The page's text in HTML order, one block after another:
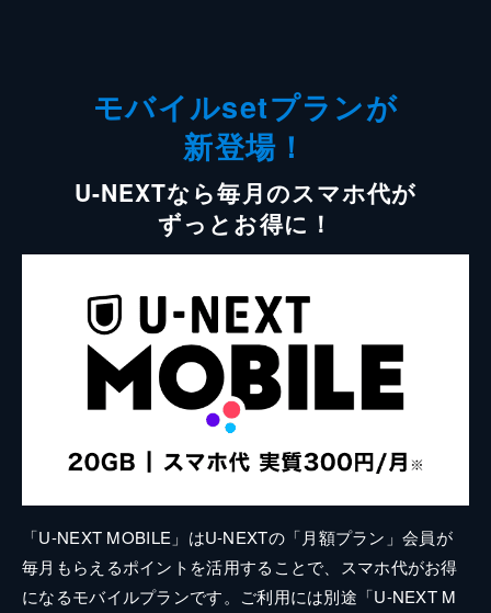
モバイルsetプランが
新登場！
U-NEXTなら毎月のスマホ代が
ずっとお得に！
「U-NEXT MOBILE」はU-NEXTの「月額プラン」会員が
毎月もらえるポイントを活用することで、スマホ代がお得
になるモバイルプランです。ご利用には別途「U-NEXT M